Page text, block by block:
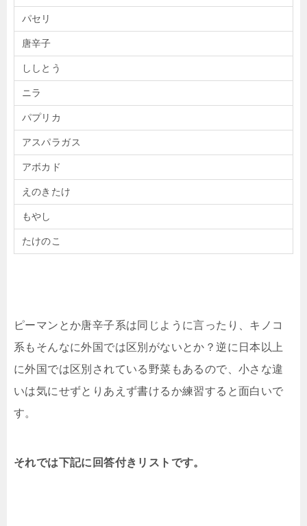
パセリ
唐辛子
ししとう
ニラ
パプリカ
アスパラガス
アボカド
えのきたけ
もやし
たけのこ
ピーマンとか唐辛子系は同じように言ったり、キノコ
系もそんなに外国では区別がないとか？逆に日本以上
に外国では区別されている野菜もあるので、小さな違
いは気にせずとりあえず書けるか練習すると面白いで
す。
それでは下記に回答付きリストです。